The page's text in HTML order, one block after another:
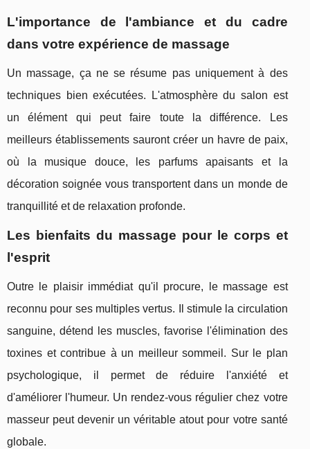
L'importance de l'ambiance et du cadre
dans votre expérience de massage
Un massage, ça ne se résume pas uniquement à des
techniques bien exécutées. L'atmosphère du salon est
un élément qui peut faire toute la différence. Les
meilleurs établissements sauront créer un havre de paix,
où la musique douce, les parfums apaisants et la
décoration soignée vous transportent dans un monde de
tranquillité et de relaxation profonde.
Les bienfaits du massage pour le corps et
l'esprit
Outre le plaisir immédiat qu'il procure, le massage est
reconnu pour ses multiples vertus. Il stimule la circulation
sanguine, détend les muscles, favorise l'élimination des
toxines et contribue à un meilleur sommeil. Sur le plan
psychologique, il permet de réduire l'anxiété et
d'améliorer l'humeur. Un rendez-vous régulier chez votre
masseur peut devenir un véritable atout pour votre santé
globale.